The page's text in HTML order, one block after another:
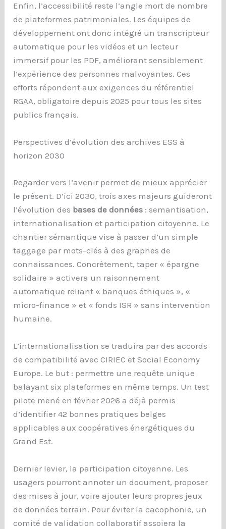
Enfin, l’accessibilité reste l’angle mort de nombre
de plateformes patrimoniales. Les équipes de
développement ont donc intégré un transcripteur
automatique pour les vidéos et un lecteur
immersif pour les PDF, améliorant sensiblement
l’expérience des personnes malvoyantes. Ces
efforts répondent aux exigences du référentiel
RGAA, obligatoire depuis 2025 pour tous les sites
publics français.
Perspectives d’évolution des archives ESS à
horizon 2030
Regarder vers l’avenir permet de mieux apprécier
le présent. D’ici 2030, trois axes majeurs guideront
l’évolution des bases de données : semantisation,
internationalisation et participation citoyenne. Le
chantier sémantique vise à passer d’un simple
taggage par mots-clés à des graphes de
connaissances. Concrètement, taper « épargne
solidaire » activera un raisonnement
automatique reliant « banques éthiques », «
micro-finance » et « fonds ISR » sans intervention
humaine.
L’internationalisation se traduira par des accords
de compatibilité avec CIRIEC et Social Economy
Europe. Le but : permettre une requête unique
balayant six plateformes en même temps. Un test
pilote mené en février 2026 a déjà permis
d’identifier 42 bonnes pratiques belges
applicables aux coopératives énergétiques du
Grand Est.
Dernier levier, la participation citoyenne. Les
usagers pourront annoter un document, proposer
des mises à jour, voire ajouter leurs propres jeux
de données terrain. Pour éviter la cacophonie, un
comité de validation collaboratif assoiera la